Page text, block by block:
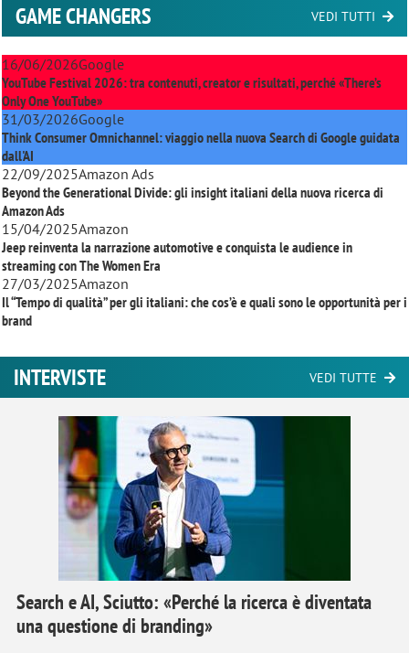
GAME CHANGERS VEDI TUTTI
16/06/2026Google
YouTube Festival 2026: tra contenuti, creator e risultati, perché «There’s
Only One YouTube»
31/03/2026Google
Think Consumer Omnichannel: viaggio nella nuova Search di Google guidata
dall'AI
22/09/2025Amazon Ads
Beyond the Generational Divide: gli insight italiani della nuova ricerca di
Amazon Ads
15/04/2025Amazon
Jeep reinventa la narrazione automotive e conquista le audience in
streaming conThe Women Era
27/03/2025Amazon
Il “Tempo di qualità” per gli italiani: che cos’è e quali sono le opportunità per i
brand
INTERVISTE VEDI TUTTE
Search e AI, Sciutto: «Perché la ricerca è diventata
una questione di branding»